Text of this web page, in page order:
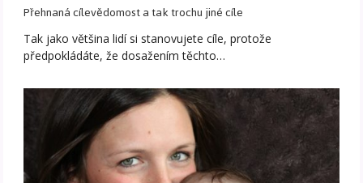
Přehnaná cílevědomost a tak trochu jiné cíle
Tak jako většina lidí si stanovujete cíle, protože
předpokládáte, že dosažením těchto…